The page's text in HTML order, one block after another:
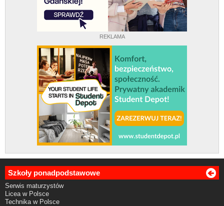
REKLAMA
Szkoły ponadpodstawowe
Serwis maturzystów
Licea w Polsce
Technika w Polsce